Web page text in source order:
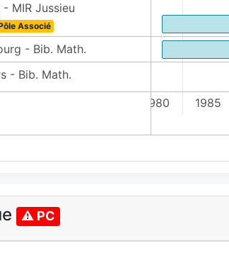
- MIR Jussieu
Associé
- Bib. Math.
- Bib. Math.
1980
1985
⚠ PC